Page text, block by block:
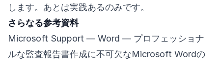
します。あとは実践あるのみです。
さらなる参考資料
Microsoft Support — Word — プロフェッショナ
ルな監査報告書作成に不可欠なMicrosoft Wordの